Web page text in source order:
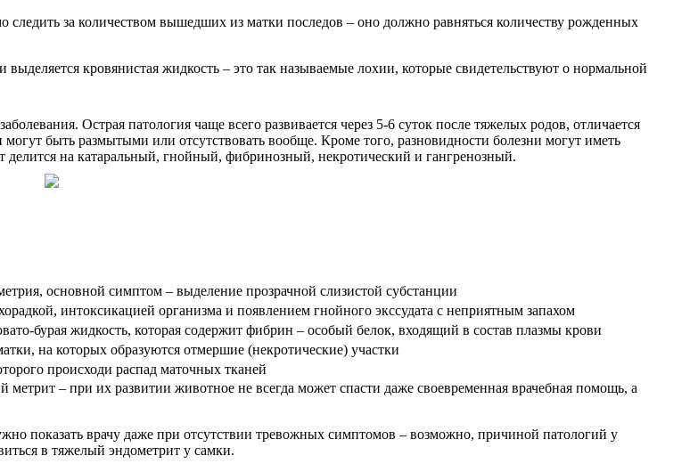
за количеством вышедших из матки последов – оно должно равняться количеству рожденных
кровянистая жидкость – это так называемые лохии, которые свидетельствуют о нормальной
Острая патология чаще всего развивается через 5-6 суток после тяжелых родов, отличается
быть размытыми или отсутствовать вообще. Кроме того, разновидности болезни могут иметь
делится на катаральный, гнойный, фибринозный, некротический и гангренозный.
основной симптом – выделение прозрачной слизистой субстанции
интоксикацией организма и появлением гнойного экссудата с неприятным запахом
бурая жидкость, которая содержит фибрин – особый белок, входящий в состав плазмы крови
на которых образуются отмершие (некротические) участки
происходи распад маточных тканей
– при их развитии животное не всегда может спасти даже своевременная врачебная помощь, а
показать врачу даже при отсутствии тревожных симптомов – возможно, причиной патологий у
в тяжелый эндометрит у самки.